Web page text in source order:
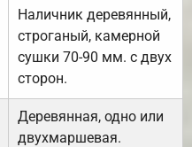
Наличник деревянный,
строганый, камерной
сушки 70-90 мм. с двух
сторон.
Деревянная, одно или
двухмаршевая.